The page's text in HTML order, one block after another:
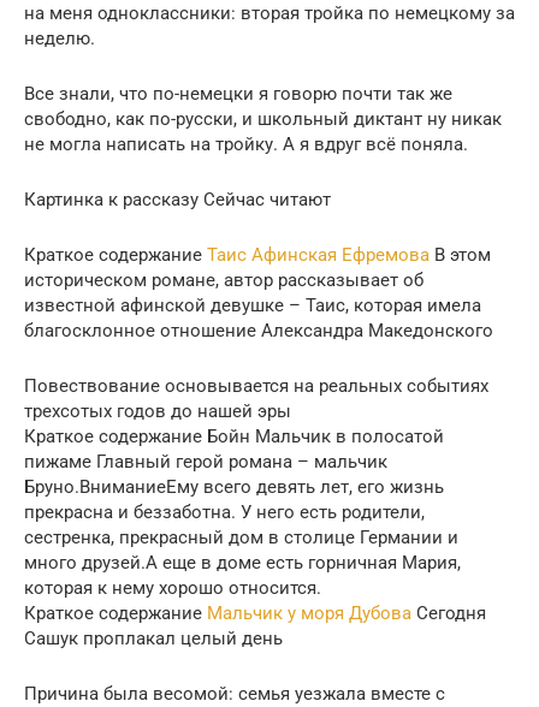
на меня одноклассники: вторая тройка по немецкому за
неделю.
Все знали, что по-немецки я говорю почти так же
свободно, как по-русски, и школьный диктант ну никак
не могла написать на тройку. А я вдруг всё поняла.
Картинка к рассказу Сейчас читают
Краткое содержание Таис Афинская Ефремова В этом
историческом романе, автор рассказывает об
известной афинской девушке – Таис, которая имела
благосклонное отношение Александра Македонского
Повествование основывается на реальных событиях
трехсотых годов до нашей эры
Краткое содержание Бойн Мальчик в полосатой
пижаме Главный герой романа – мальчик
Бруно.ВниманиеЕму всего девять лет, его жизнь
прекрасна и беззаботна. У него есть родители,
сестренка, прекрасный дом в столице Германии и
много друзей.А еще в доме есть горничная Мария,
которая к нему хорошо относится.
Краткое содержание Мальчик у моря Дубова Сегодня
Сашук проплакал целый день
Причина была весомой: семья уезжала вместе с